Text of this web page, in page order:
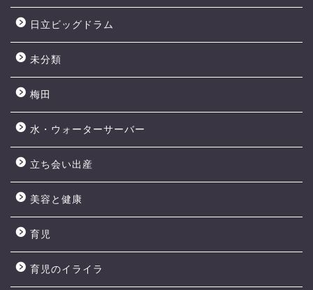
日立ビッグドラム
未分類
梅田
水・ウォーターサーバー
立ち会い出産
美容と健康
育児
育児のイライラ